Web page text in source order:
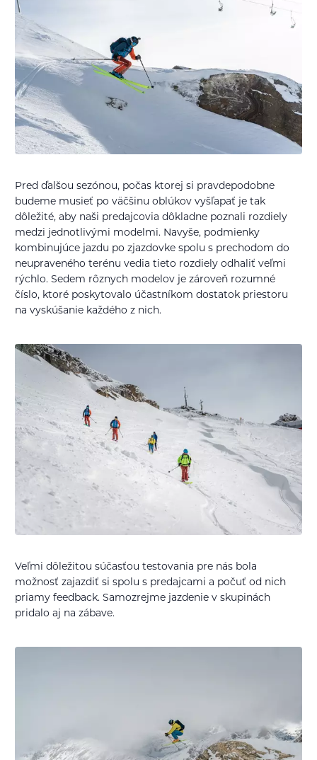
Pred ďalšou sezónou, počas ktorej si pravdepodobne
budeme musieť po väčšinu oblúkov vyšľapať je tak
dôležité, aby naši predajcovia dôkladne poznali rozdiely
medzi jednotlivými modelmi. Navyše, podmienky
kombinujúce jazdu po zjazdovke spolu s prechodom do
neupraveného terénu vedia tieto rozdiely odhaliť veľmi
rýchlo. Sedem rôznych modelov je zároveň rozumné
číslo, ktoré poskytovalo účastníkom dostatok priestoru
na vyskúšanie každého z nich.
Veľmi dôležitou súčasťou testovania pre nás bola
možnosť zajazdiť si spolu s predajcami a počuť od nich
priamy feedback. Samozrejme jazdenie v skupinách
pridalo aj na zábave.